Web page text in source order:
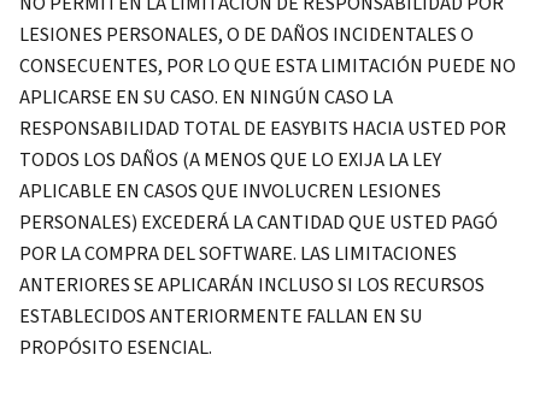
LESIONES PERSONALES, O DE DAÑOS INCIDENTALES O
CONSECUENTES, POR LO QUE ESTA LIMITACIÓN PUEDE NO
APLICARSE EN SU CASO. EN NINGÚN CASO LA
RESPONSABILIDAD TOTAL DE EASYBITS HACIA USTED POR
TODOS LOS DAÑOS (A MENOS QUE LO EXIJA LA LEY
APLICABLE EN CASOS QUE INVOLUCREN LESIONES
PERSONALES) EXCEDERÁ LA CANTIDAD QUE USTED PAGÓ
POR LA COMPRA DEL SOFTWARE. LAS LIMITACIONES
ANTERIORES SE APLICARÁN INCLUSO SI LOS RECURSOS
ESTABLECIDOS ANTERIORMENTE FALLAN EN SU
PROPÓSITO ESENCIAL.